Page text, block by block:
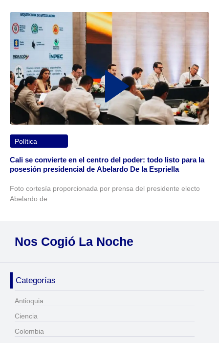
Política
Cali se convierte en el centro del poder: todo listo para la
posesión presidencial de Abelardo De la Espriella
Foto cortesía proporcionada por prensa del presidente electo
Abelardo de
Nos Cogió La Noche
Categorías
Antioquia
Ciencia
Colombia